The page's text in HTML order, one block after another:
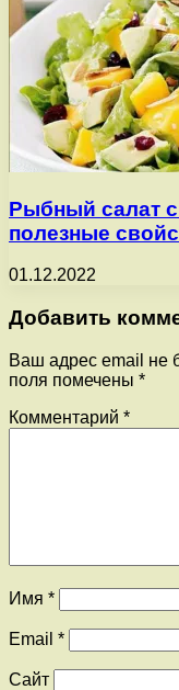
Рыбный салат с
полезные
01.12.2022
Добавить
Ваш адрес email не
поля помечены *
Комментарий *
Имя *
Email *
Сайт